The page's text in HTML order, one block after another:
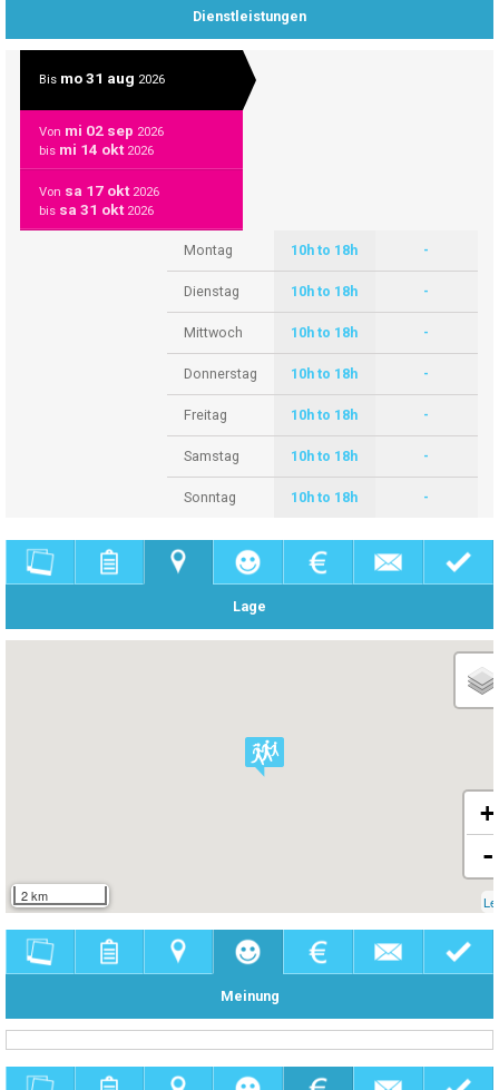
Dienstleistungen
Bis mo 31 aug 2026
Von mi 02 sep 2026
bis mi 14 okt2026
Von sa 17 okt2026
bis sa 31 okt2026
Montag 10h to 18h -
Dienstag 10h to 18h -
Mittwoch 10h to 18h -
Donnerstag 10h to 18h -
Freitag 10h to 18h -
Samstag 10h to 18h -
Sonntag 10h to 18h -
Lage
2 km
+
-
Meinung